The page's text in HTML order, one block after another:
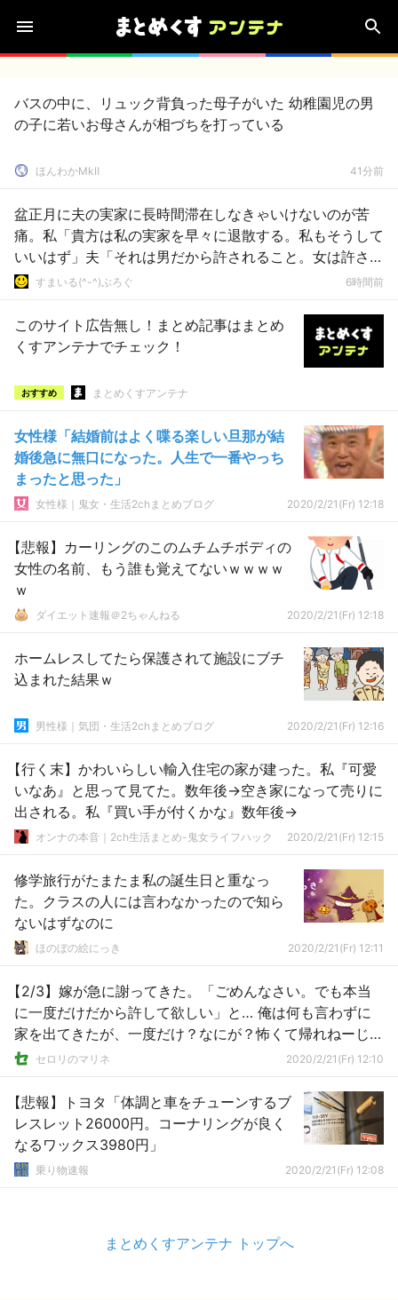
バスの中に、リュック背負った母子がいた 幼稚園児の男
の子に若いお母さんが相づちを打っている
ほんわかMkⅡ 41分前
盆正月に夫の実家に長時間滞在しなきゃいけないのが苦
痛。私「貴方は私の実家を早々に退散する。私もそうして
いいはず」夫「それは男だから許されること。女は許され
ない」すまいる(^-^)ぶろぐ 6時間前
このサイト広告無し！まとめ記事はまとめ
くすアンテナでチェック！
おすすめ まとめくすアンテナ
女性様「結婚前はよく喋る楽しい旦那が結
婚後急に無口になった。人生で一番やっち
まったと思った」
女性様｜鬼女・生活2chまとめブログ 2020/2/21(Fr) 12:18
【悲報】カーリングのこのムチムチボディの
女性の名前、もう誰も覚えてないｗｗｗｗ
ｗ
ダイエット速報＠2ちゃんねる 2020/2/21(Fr) 12:18
ホームレスしてたら保護されて施設にブチ
込まれた結果ｗ
男性様｜気団・生活2chまとめブログ 2020/2/21(Fr) 12:16
【行く末】かわいらしい輸入住宅の家が建った。私『可愛
いなあ』と思って見てた。数年後→空き家になって売りに
出される。私『買い手が付くかな』数年後→
オンナの本音｜2ch生活まとめ-鬼女ライフハック 2020/2/21(Fr) 12:15
修学旅行がたまたま私の誕生日と重なっ
た。クラスの人には言わなかったので知ら
ないはずなのに
ほのぼの絵にっき 2020/2/21(Fr) 12:11
【2/3】嫁が急に謝ってきた。「ごめんなさい。でも本当
に一度だけだから許して欲しい」と… 俺は何も言わずに
家を出てきたが、一度だけ？なにが？怖くて帰れねーじゃ
ねーか！
セロリのマリネ 2020/2/21(Fr) 12:10
【悲報】トヨタ「体調と車をチューンするブ
レスレット26000円。コーナリングが良く
なるワックス3980円」
乗り物速報 2020/2/21(Fr) 12:08
まとめくすアンテナ トップへ